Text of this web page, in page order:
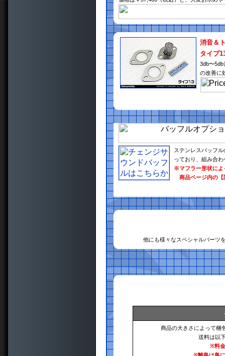
消音＆
タイプ
3db〜
の改善に
ステンレスバッフ
っており、組み合
※マフラー形状によ
商品ページ内の【
他にも様々なスペシャルパーツ
商品の大きさによって梱
送料は以
※料